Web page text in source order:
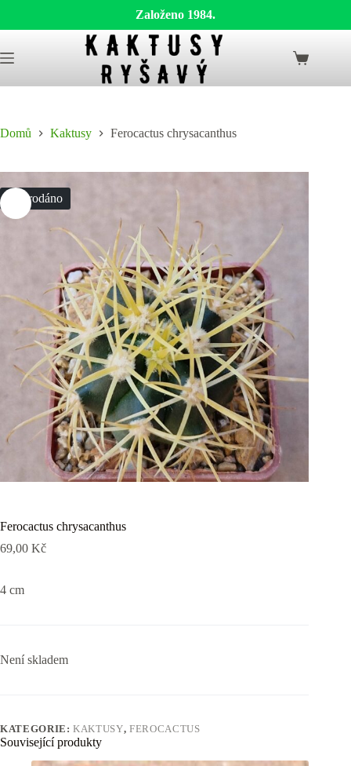
Založeno 1984.
to
content
Shopping
Domů Kaktusy Ferocactus chrysacanthus
Vyprodáno
Ferocactus chrysacanthus
69,00 Kč
4 cm
Není skladem
KATEGORIE:KAKTUSY,FEROCACTUS
Související produkty